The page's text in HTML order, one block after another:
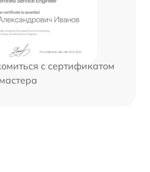
с сертификатом
мастера